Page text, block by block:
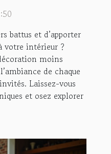
battus et d’apporter
votre intérieur ?
moins
de chaque
Laissez-vous
et osez explorer